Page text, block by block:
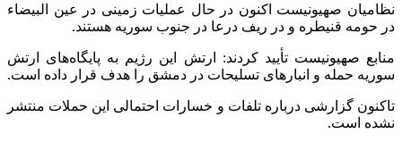
نظامیان صهیونیست اکنون در حال عملیات زمینی در عین
البیضاء
در حومه قنیطره و در ریف درعا در جنوب سوریه هستند.
منابع صهیونیست تأیید کردند: ارتش این رژیم به پایگاه‌های ارتش
سوریه حمله و انبارهای تسلیحات در دمشق را هدف قرار داده است.
تاکنون گزارشی درباره تلفات و خسارات احتمالی این حملات منتشر
نشده است.